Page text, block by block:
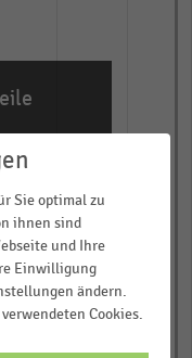
0,75 1,00
PDF
Sie optimal zu
ihnen sind
und Ihre
Einwilligung
ändern.
Cookies.